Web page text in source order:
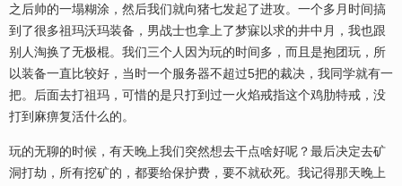
之后帅的一塌糊涂，然后我们就向猪七发起了进攻。一个多月时间搞
到了很多祖玛沃玛装备，男战士也拿上了梦寐以求的井中月，我也跟
别人淘换了无极棍。我们三个人因为玩的时间多，而且是抱团玩，所
以装备一直比较好，当时一个服务器不超过5把的裁决，我同学就有一
把。后面去打祖玛，可惜的是只打到过一火焰戒指这个鸡肋特戒，没
打到麻痹复活什么的。
玩的无聊的时候，有天晚上我们突然想去干点啥好呢？最后决定去矿
洞打劫，所有挖矿的，都要给保护费，要不就砍死。我记得那天晚上